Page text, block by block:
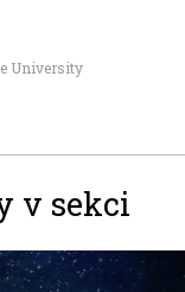
University
v sekci